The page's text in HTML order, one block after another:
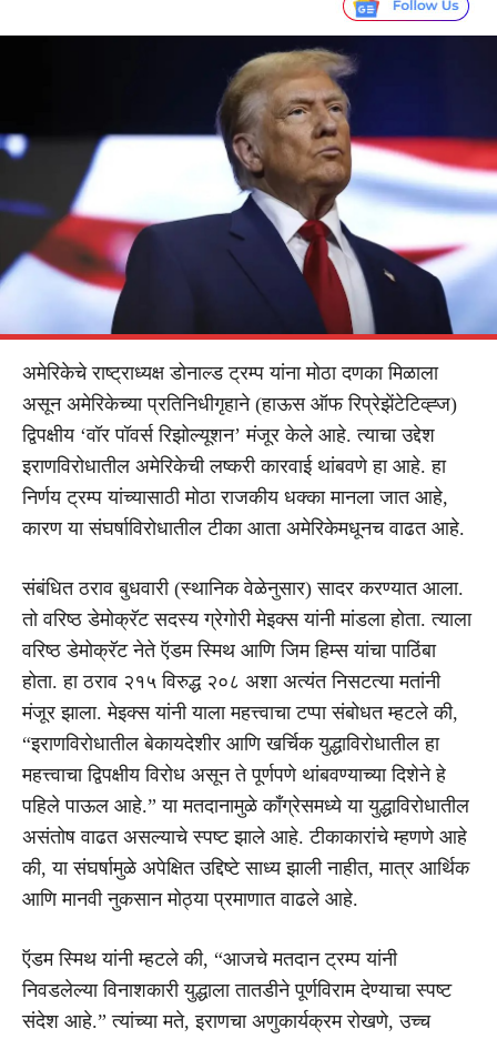
अमेरिकेचे राष्ट्राध्यक्ष डोनाल्ड ट्रम्प यांना मोठा दणका मिळाला
असून अमेरिकेच्या प्रतिनिधीगृहाने (हाऊस ऑफ रिप्रेझेंटेटिव्ह्ज)
द्विपक्षीय ‘वॉर पॉवर्स रिझोल्यूशन’ मंजूर केले आहे. त्याचा उद्देश
इराणविरोधातील अमेरिकेची लष्करी कारवाई थांबवणे हा आहे. हा
निर्णय ट्रम्प यांच्यासाठी मोठा राजकीय धक्का मानला जात आहे,
कारण या संघर्षाविरोधातील टीका आता अमेरिकेमधूनच वाढत आहे.
संबंधित ठराव बुधवारी (स्थानिक वेळेनुसार) सादर करण्यात आला.
तो वरिष्ठ डेमोक्रॅट सदस्य ग्रेगोरी मेइक्स यांनी मांडला होता. त्याला
वरिष्ठ डेमोक्रॅट नेते ऍडम स्मिथ आणि जिम हिम्स यांचा पाठिंबा
होता. हा ठराव २१५ विरुद्ध २०८ अशा अत्यंत निसटत्या मतांनी
मंजूर झाला. मेइक्स यांनी याला महत्त्वाचा टप्पा संबोधत म्हटले की,
“इराणविरोधातील बेकायदेशीर आणि खर्चिक युद्धाविरोधातील हा
महत्त्वाचा द्विपक्षीय विरोध असून ते पूर्णपणे थांबवण्याच्या दिशेने हे
पहिले पाऊल आहे.” या मतदानामुळे काँग्रेसमध्ये या युद्धाविरोधातील
असंतोष वाढत असल्याचे स्पष्ट झाले आहे. टीकाकारांचे म्हणणे आहे
की, या संघर्षामुळे अपेक्षित उद्दिष्टे साध्य झाली नाहीत, मात्र आर्थिक
आणि मानवी नुकसान मोठ्या प्रमाणात वाढले आहे.
ऍडम स्मिथ यांनी म्हटले की, “आजचे मतदान ट्रम्प यांनी
निवडलेल्या विनाशकारी युद्धाला तातडीने पूर्णविराम देण्याचा स्पष्ट
संदेश आहे.” त्यांच्या मते, इराणचा अणुकार्यक्रम रोखणे, उच्च